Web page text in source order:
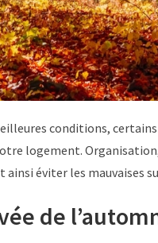
conditions,
logement.
ainsi éviter les mauvaises
de